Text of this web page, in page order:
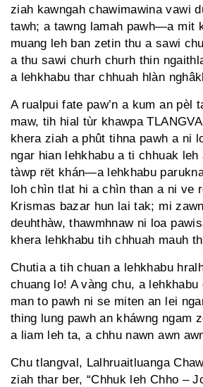
ziah kawngah chawimawina vawi
tawh; a tawng lamah pawh—a mit
muang leh ban zetin thu a sawi
a thu sawi churh churh thin
a lehkhabu thar chhuah hlàn
A rualpui fate paw’n a kum an pèl
maw, tih hial tùr khawpa
khera ziah a phût tihna pawh a ni
ngar hian lehkhabu a ti chhuak
tàwp rët khán—a lehkhabu
loh chìn tlat hi a chìn than a ni ve
Krismas bazar hun lai tak; mi
deuhthàw, thawmhnaw ni loa
khera lehkhabu tih chhuah mauh
Chutia a tih chuan a lehkhabu
chuang lo! A vàng chu, a lehkhabu
man to pawh ni se miten an lei
thing lung pawh an kháwng ngam
a liam leh ta, a chhu nawn awn
Chu tlangval, Lalhruaitluanga
ziah thar ber, “Chhuk leh Chho –